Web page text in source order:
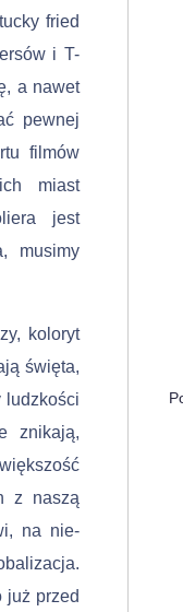
fried
i T-
a nawet
pew­nej
filmów
miast
jest
musimy
koloryt
świę­ta,
ludzkości
znikają,
z naszą
na nie­
już przed